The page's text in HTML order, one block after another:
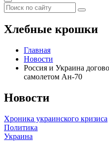
Хлебные крошки
Главная
Новости
Россия и Украина
самолетом Ан-70
Новости
Хроника украинского кризиса
Политика
Украина